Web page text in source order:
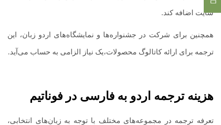
سایت اضافه کند.
همچنین برای شرکت در جشنواره‌ها و نمایشگاه‌های اردو زبان، این
ترجمه برای ارائه کاتالوگ محصولات،یک نیاز الزامی به حساب می‌آید.
هزینه ترجمه اردو به فارسی در فوناتیم
تعرفه ترجمه در مجموعه‌های مختلف با توجه به زبان‌های انتخابی،